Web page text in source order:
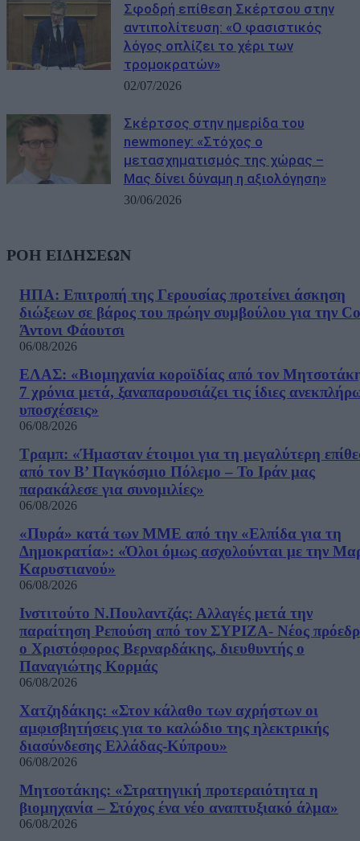
Σφοδρή επίθεση Σκέρτσου στην
αντιπολίτευση: «Ο φασιστικός
λόγος οπλίζει το χέρι των
τρομοκρατών»
02/07/2026
Σκέρτσος στην ημερίδα του
newmoney: «Στόχος ο
μετασχηματισμός της χώρας –
Μας δίνει δύναμη η αξιολόγηση»
30/06/2026
ΡΟΗ ΕΙΔΗΣΕΩΝ
ΗΠΑ: Επιτροπή της Γερουσίας προτείνει άσκηση
διώξεων σε βάρος του πρώην συμβούλου για την
Άντονι Φάουτσι
06/08/2026
ΕΛΑΣ: «Βιομηχανία κοροϊδίας από τον
7 χρόνια μετά, ξαναπαρουσιάζει τις ίδιες
υποσχέσεις»
06/08/2026
Τραμπ: «Ήμασταν έτοιμοι για τη μεγαλύτερη
από τον Β’ Παγκόσμιο Πόλεμο – Το Ιράν μας
παρακάλεσε για συνομιλίες»
06/08/2026
«Πυρά» κατά των ΜΜΕ από την «Ελπίδα για τη
Δημοκρατία»: «Όλοι όμως ασχολούνται με την
Καρυστιανού»
06/08/2026
Ινστιτούτο Ν.Πουλαντζάς: Αλλαγές μετά την
παραίτηση Ρεπούση από τον ΣΥΡΙΖΑ- Νέος
ο Χριστόφορος Βερναρδάκης, διευθυντής ο
Παναγιώτης Κορμάς
06/08/2026
Χατζηδάκης: «Στον κάλαθο των αχρήστων οι
αμφισβητήσεις για το καλώδιο της ηλεκτρικής
διασύνδεσης Ελλάδας-Κύπρου»
06/08/2026
Μητσοτάκης: «Στρατηγική προτεραιότητα η
βιομηχανία – Στόχος ένα νέο αναπτυξιακό άλμα»
06/08/2026